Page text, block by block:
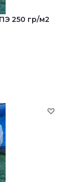
250 гр/м2